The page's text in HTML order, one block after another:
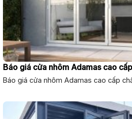
Báo giá cửa nhôm Adamas cao
Báo giá cửa nhôm Adamas cao cấp